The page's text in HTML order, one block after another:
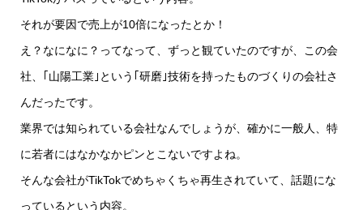
それが要因で売上が10倍になったとか！
え？なになに？ってなって、ずっと観ていたのですが、この会
社、｢山陽工業｣という｢研磨｣技術を持ったものづくりの会社さ
んだったです。
業界では知られている会社なんでしょうが、確かに一般人、特
に若者にはなかなかピンとこないですよね。
そんな会社がTikTokでめちゃくちゃ再生されていて、話題にな
っているという内容。